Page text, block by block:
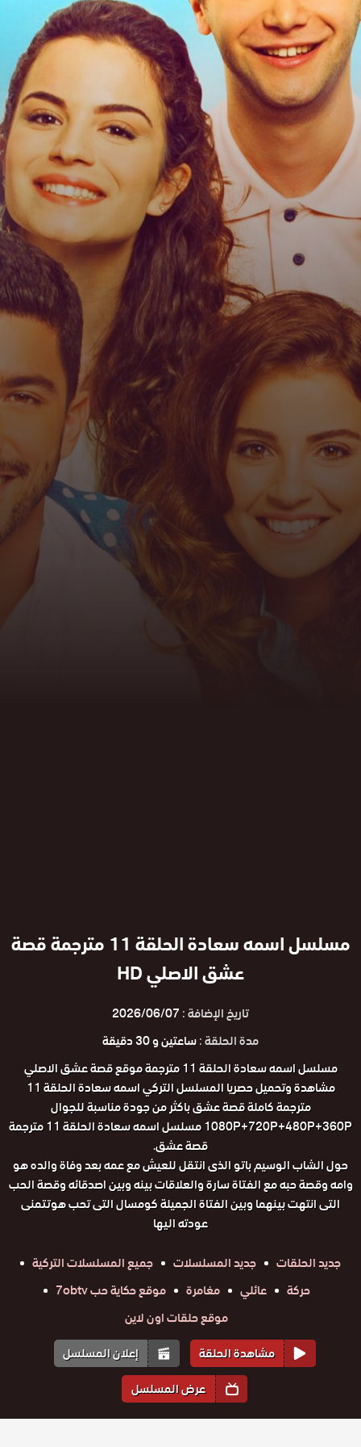
مسلسل اسمه سعادة الحلقة 11 مترجمة قصة
عشق الاصلي HD
تاريخ الإضافة :2026/06/07
مدة الحلقة :ساعتين و 30 دقيقة
مسلسل اسمه سعادة الحلقة 11 مترجمة موقع قصة عشق الاصلي
مشاهدة وتحميل حصريا المسلسل التركي اسمه سعادة الحلقة 11
مترجمة كاملة قصة عشق باكثر من جودة مناسبة للجوال
1080P+720P+480P+360P مسلسل اسمه سعادة الحلقة 11 مترجمة
قصة عشق.
حول الشاب الوسيم باتو الذى انتقل للعيش مع عمه بعد وفاة والده هو
وامه وقصة حبه مع الفتاة سارة والعلاقات بينه وبين اصدقائه وقصة الحب
التى انتهت بينهما وبين الفتاة الجميلة كومسال التى تحب هوتتمنى
عودته اليها
جديد الحلقات
جديد المسلسلات
جميع المسلسلات التركية
حركة
عائلي مغامرة
موقع حكاية حب 7obtv
موقع حلقات اون لاين
مشاهدة الحلقة
إعلان المسلسل
عرض المسلسل